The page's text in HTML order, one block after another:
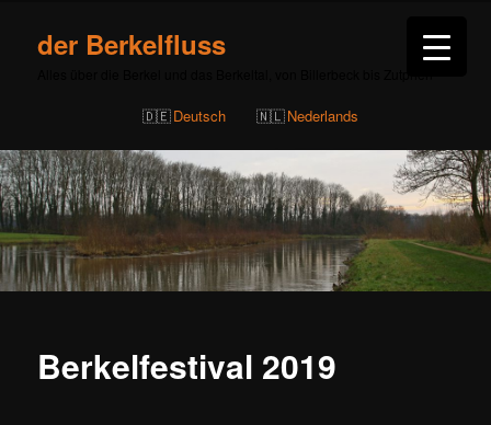
der Berkelfluss
Deutsch Nederlands
Berkelfestival 2019